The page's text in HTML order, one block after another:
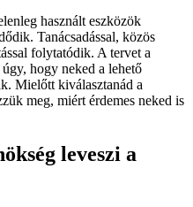
használt eszközök
Tanácsadással, közös
folytatódik. A tervet a
hogy neked a lehető
Mielőtt kiválasztanád a
meg, miért érdemes neked is
leveszi a